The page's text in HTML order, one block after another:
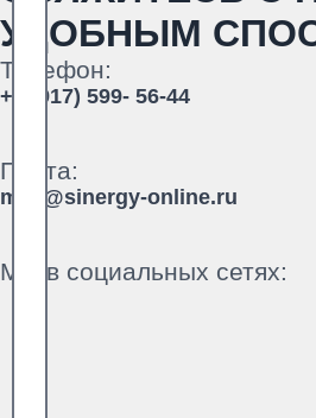
УДОБНЫМ
Телефон:
+7 (917) 599- 56-44
Почта:
mail@sinergy-online.ru
Мы в социальных сетях: